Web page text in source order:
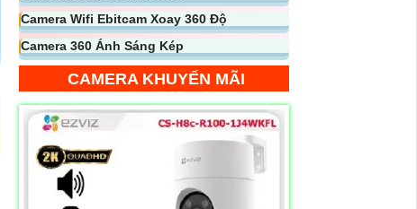
Camera Wifi Ebitcam Xoay 360 Độ
Camera 360 Ánh Sáng Kép
CAMERA KHUYẾN MÃI